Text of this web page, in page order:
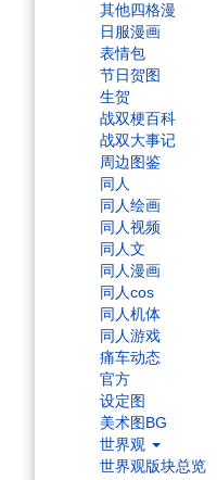
其他四格漫
日服漫画
表情包
节日贺图
生贺
战双梗百科
战双大事记
周边图鉴
同人
同人绘画
同人视频
同人文
同人漫画
同人cos
同人机体
同人游戏
痛车动态
官方
设定图
美术图BG
世界观
世界观版块总览